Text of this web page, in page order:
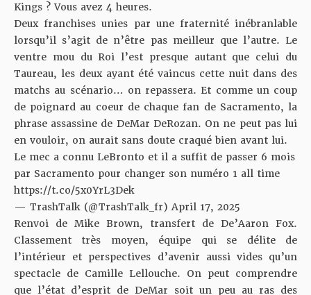
Kings ? Vous avez 4 heures.
Deux franchises unies par une fraternité inébranlable
lorsqu’il s’agit de n’être pas meilleur que l’autre. Le
ventre mou du Roi l’est presque autant que celui du
Taureau, les deux ayant été vaincus cette nuit dans des
matchs au scénario… on repassera. Et comme un coup
de poignard au coeur de chaque fan de Sacramento, la
phrase assassine de DeMar DeRozan. On ne peut pas lui
en vouloir, on aurait sans doute craqué bien avant lui.
Le mec a connu LeBronto et il a suffit de passer 6 mois
par Sacramento pour changer son numéro 1 all time
https://t.co/5x0YrL3Dek
— TrashTalk (@TrashTalk_fr)April 17, 2025
Renvoi de Mike Brown, transfert de De’Aaron Fox.
Classement très moyen, équipe qui se délite de
l’intérieur et perspectives d’avenir aussi vides qu’un
spectacle de Camille Lellouche. On peut comprendre
que l’état d’esprit de DeMar soit un peu au ras des